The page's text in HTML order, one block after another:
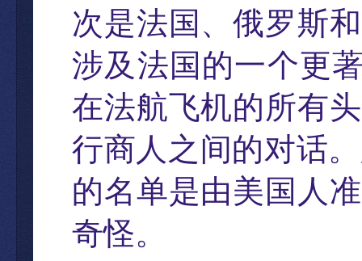
次是法国、俄罗斯
涉及法国的一个更
在法航飞机的所有
行商人之间的对话
的名单是由美国人
奇怪。